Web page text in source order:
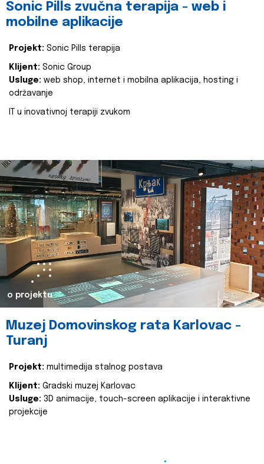
Sonic Pills zvučna terapija - web i
mobilne aplikacije
Projekt: Sonic Pills terapija
Klijent: Sonic Group
Usluge: web shop, internet i mobilna aplikacija, hosting i
održavanje
IT u inovativnoj terapiji zvukom
o projektu
Muzej Domovinskog rata Karlovac -
Turanj
Projekt: multimedija stalnog postava
Klijent: Gradski muzej Karlovac
Usluge: 3D animacije, touch-screen aplikacije i interaktivne
projekcije